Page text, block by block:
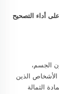
أداء التصحيح
الجسم،
الأشخاص الذين
الثمالة